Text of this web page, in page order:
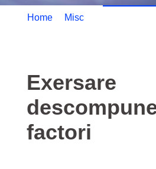
Home/ Misc/ Exersare
Exersare
factori